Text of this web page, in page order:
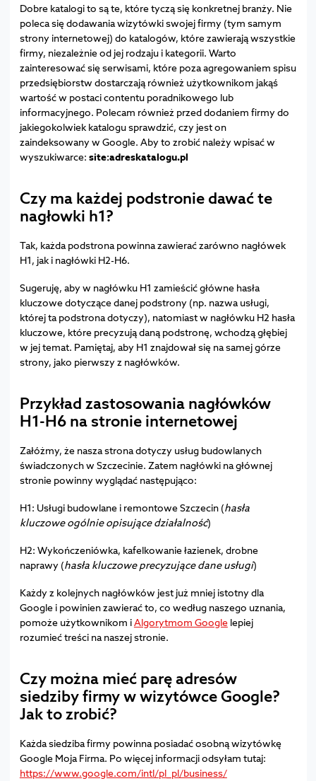
Dobre katalogi to są te, które tyczą się konkretnej branży. Nie
poleca się dodawania wizytówki swojej firmy (tym samym
strony internetowej) do katalogów, które zawierają wszystkie
firmy, niezależnie od jej rodzaju i kategorii. Warto
zainteresować się serwisami, które poza agregowaniem spisu
przedsiębiorstw dostarczają również użytkownikom jakąś
wartość w postaci contentu poradnikowego lub
informacyjnego. Polecam również przed dodaniem firmy do
jakiegokolwiek katalogu sprawdzić, czy jest on
zaindeksowany w Google. Aby to zrobić należy wpisać w
wyszukiwarce: site:adreskatalogu.pl
Czy ma każdej podstronie dawać te
nagłowki h1?
Tak, każda podstrona powinna zawierać zarówno nagłówek
H1, jak i nagłówki H2-H6.
Sugeruję, aby w nagłówku H1 zamieścić główne hasła
kluczowe dotyczące danej podstrony (np. nazwa usługi,
której ta podstrona dotyczy), natomiast w nagłówku H2 hasła
kluczowe, które precyzują daną podstronę, wchodzą głębiej
w jej temat. Pamiętaj, aby H1 znajdował się na samej górze
strony, jako pierwszy z nagłówków.
Przykład zastosowania nagłówków
H1-H6 na stronie internetowej
Załóżmy, że nasza strona dotyczy usług budowlanych
świadczonych w Szczecinie. Zatem nagłówki na głównej
stronie powinny wyglądać następująco:
H1: Usługi budowlane i remontowe Szczecin (hasła
kluczowe ogólnie opisujące działalność)
H2: Wykończeniówka, kafelkowanie łazienek, drobne
naprawy (hasła kluczowe precyzujące dane usługi)
Każdy z kolejnych nagłówków jest już mniej istotny dla
Google i powinien zawierać to, co według naszego uznania,
pomoże użytkownikom iAlgorytmom Googlelepiej
rozumieć treści na naszej stronie.
Czy można mieć parę adresów
siedziby firmy w wizytówce Google?
Jak to zrobić?
Każda siedziba firmy powinna posiadać osobną wizytówkę
Google Moja Firma. Po więcej informacji odsyłam tutaj:
https://www.google.com/intl/pl_pl/business/